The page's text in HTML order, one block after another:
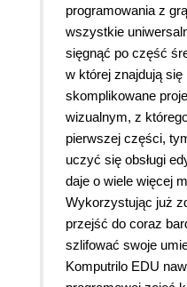
programowania z
wszystkie
sięgnąć po część
w której znajdują się
skomplikowane
wizualnym, z
pierwszej części,
uczyć się obsługi
daje o wiele więcej
Wykorzystując już
przejść do coraz
szlifować swoje
Komputrilo EDU